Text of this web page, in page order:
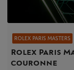
ROLEX PARIS MASTERS
Rolex Paris
couronne